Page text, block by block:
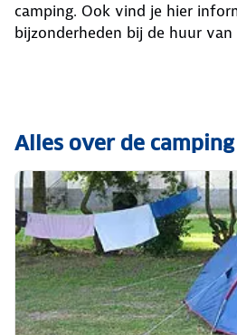
camping. Ook vind je hier
bijzonderheden bij de huur
Alles over de camping